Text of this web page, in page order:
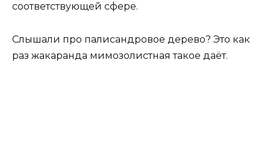
соответствующей сфере.
Слышали про палисандровое дерево? Это как
раз жакаранда мимозолистная такое даёт.